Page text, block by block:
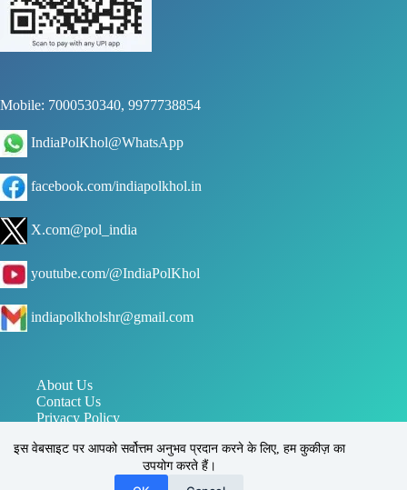
इस वेबसाइट पर आपको सर्वोत्तम अनुभव प्रदान करने के लिए, हम कुकीज़ का
उपयोग करते हैं।
Mobile: 7000530340, 9977738854
IndiaPolKhol@WhatsApp
facebook.com/indiapolkhol.in
X.com@pol_india
youtube.com/@IndiaPolKhol
indiapolkholshr@gmail.com
About Us
Contact Us
Privacy Policy
पत्र सूचना कार्यालय PIB
इंडिया पोल खोल, सिहोरा, जबलपुर, मध्य प्रदेश, भारत 483225
Reg. No.: UAM - MP24D0031170